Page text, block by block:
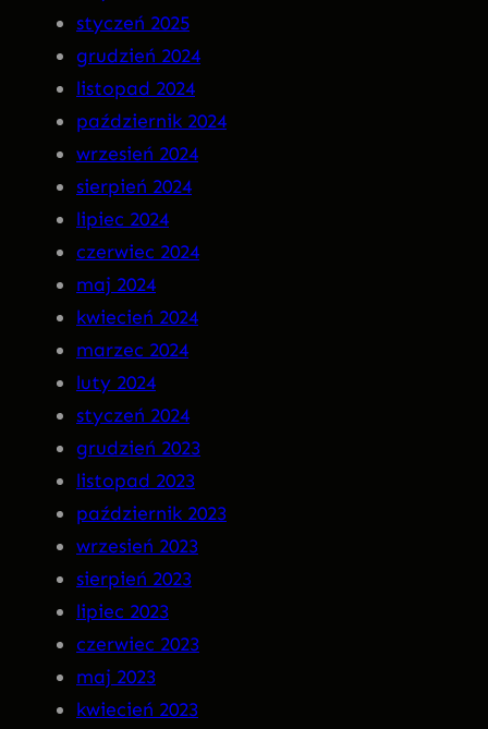
styczeń 2025
grudzień 2024
listopad 2024
październik 2024
wrzesień 2024
sierpień 2024
lipiec 2024
czerwiec 2024
maj 2024
kwiecień 2024
marzec 2024
luty 2024
styczeń 2024
grudzień 2023
listopad 2023
październik 2023
wrzesień 2023
sierpień 2023
lipiec 2023
czerwiec 2023
maj 2023
kwiecień 2023